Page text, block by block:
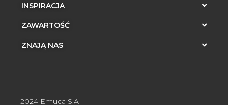
INSPIRACJA
ZAWARTOŚĆ
ZNAJĄ NAS
2024 Emuca S.A